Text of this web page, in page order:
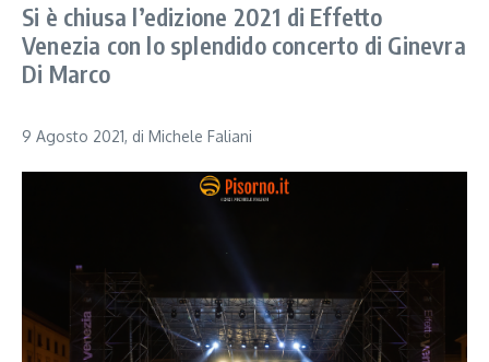
Si è chiusa l’edizione 2021 di Effetto
Venezia con lo splendido concerto di Ginevra
Di Marco
9 Agosto 2021, di Michele Faliani